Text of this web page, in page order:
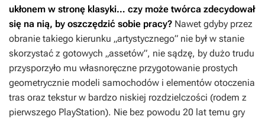
ukłonem w stronę klasyki… czy może twórca zdecydował
się na nią, by oszczędzić sobie pracy? Nawet gdyby przez
obranie takiego kierunku „artystycznego” nie był w stanie
skorzystać z gotowych „assetów”, nie sądzę, by dużo trudu
przysporzyło mu własnoręczne przygotowanie prostych
geometrycznie modeli samochodów i elementów otoczenia
tras oraz tekstur w bardzo niskiej rozdzielczości (rodem z
pierwszego PlayStation). Nie bez powodu 20 lat temu gry